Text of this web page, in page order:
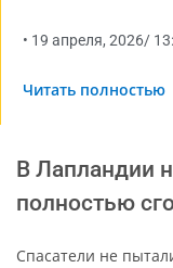
• 19 апреля, 2026/
Читать полностью
В Лапландии
полностью
Спасатели не